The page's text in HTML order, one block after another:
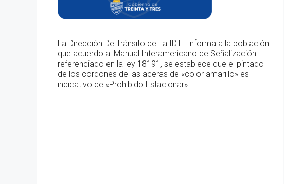
La Dirección De Tránsito de La IDTT informa a la población
que acuerdo al Manual Interamericano de Señalización
referenciado en la ley 18191, se establece que el pintado
de los cordones de las aceras de «color amarillo» es
indicativo de «Prohibido Estacionar».